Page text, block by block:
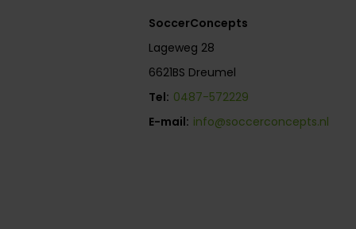
SoccerConcepts
Lageweg 28
6621BS Dreumel
Tel: 0487-572229
E-mail: info@soccerconcepts.nl